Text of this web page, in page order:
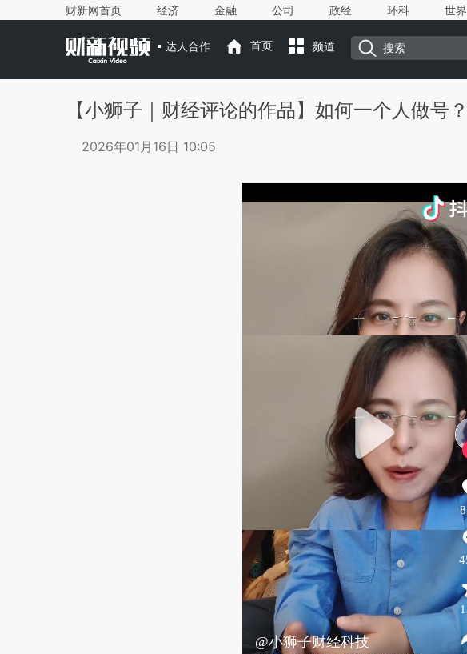
财新网首页 经济 金融 公司 政经 环科 世界
达人合作 首页 频道
【小狮子｜财经评论的作品】如何一个人做号？
2026年01月16日 10:05